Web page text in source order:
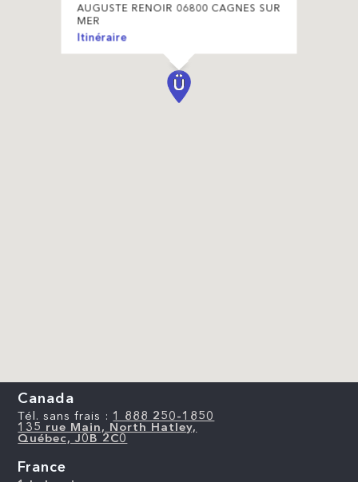
AUGUSTE RENOIR 06800 CAGNES SUR
MER
Itinéraire
Canada
Tél. sans frais : 1 888 250-1850
135 rue Main, North Hatley,
Québec, J0B 2C0
France